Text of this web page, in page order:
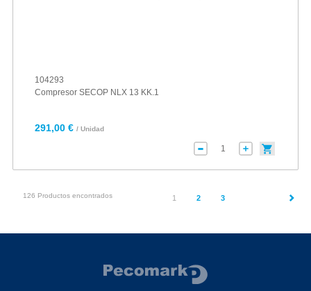
104293
Compresor SECOP NLX 13 KK.1
291,00 € / Unidad
126 Productos encontrados 1 (current)
2 3